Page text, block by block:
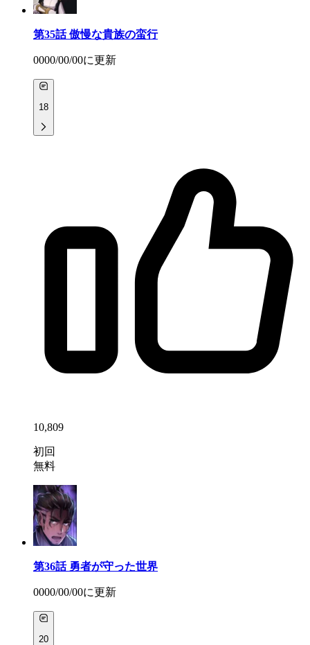
第35話 傲慢な貴族の蛮行
0000/00/00に更新
18
10,809
初回
無料
第36話 勇者が守った世界
0000/00/00に更新
20